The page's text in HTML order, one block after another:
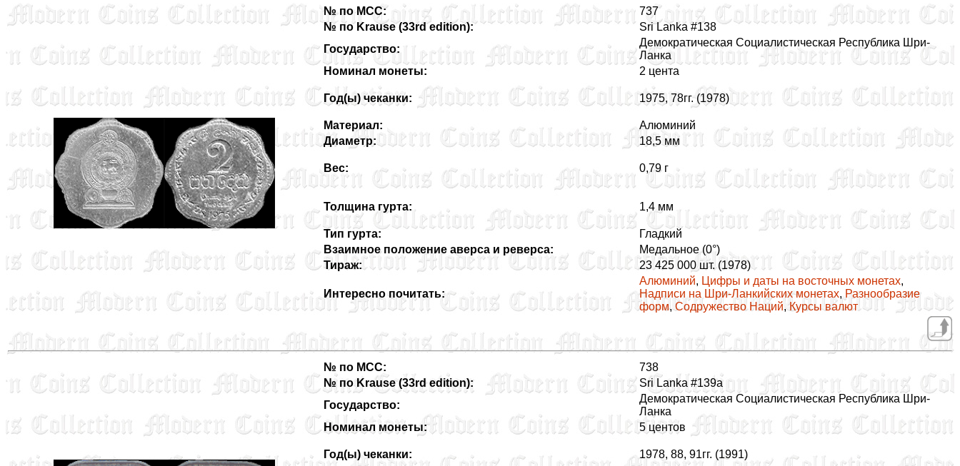
№ по MCC:
737
№ по Krause (33rd edition):
Sri Lanka #138
Государство:
Демократическая Социалистическая Республика Шри-
Ланка
Номинал монеты:
2 цента
Год(ы) чеканки: 1975, 78гг. (1978)
Материал:
Алюминий
Диаметр:
18,5 мм
Вес: 0,79 г
Толщина гурта: 1,4 мм
Тип гурта:
Гладкий
Взаимное положение аверса и реверса:
Медальное (0°)
Тираж:
23 425 000 шт. (1978)
Интересно почитать:
Алюминий, Цифры и даты на восточных монетах,
Надписи на Шри-Ланкийских монетах, Разнообразие
форм,Содружество Наций,Курсы валют
№ по MCC:
738
№ по Krause (33rd edition):
Sri Lanka #139a
Государство:
Демократическая Социалистическая Республика Шри-
Ланка
Номинал монеты:
5 центов
Год(ы) чеканки: 1978, 88, 91гг. (1991)